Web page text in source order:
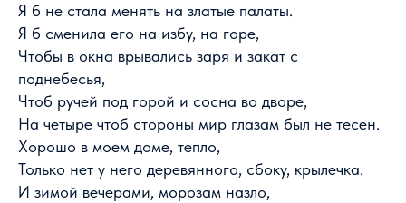
Я б не стала менять на златые палаты.
Я б сменила его на избу, на горе,
Чтобы в окна врывались заря и закат с
поднебесья,
Чтоб ручей под горой и сосна во дворе,
На четыре чтоб стороны мир глазам был не тесен.
Хорошо в моем доме, тепло,
Только нет у него деревянного, сбоку, крылечка.
И зимой вечерами, морозам назло,